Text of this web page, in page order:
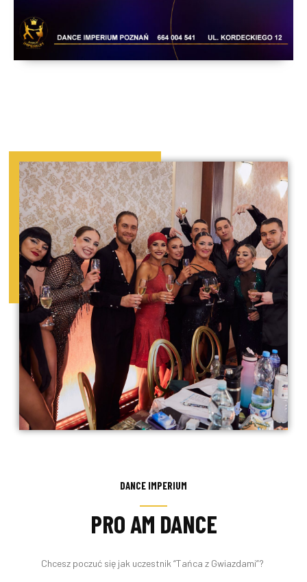
DANCE IMPERIUM
PRO AM DANCE
Chcesz poczuć się jak uczestnik “Tańca z Gwiazdami”?